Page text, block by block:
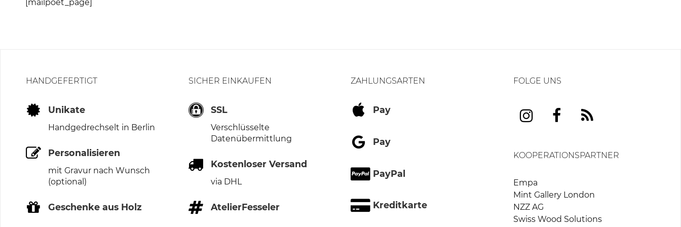
[mailpoet_page]
HANDGEFERTIGT
Unikate
Handgedrechselt in Berlin
Personalisieren
mit Gravur nach Wunsch
(optional)
Geschenke aus Holz
SICHER EINKAUFEN
SSL
Verschlüsselte
Datenübermittlung
Kostenloser Versand
via DHL
AtelierFesseler
ZAHLUNGSARTEN
Pay
Pay
PayPal
Kreditkarte
FOLGE UNS
KOOPERATIONSPARTNER
Empa
Mint Gallery London
NZZ AG
Swiss Wood Solutions